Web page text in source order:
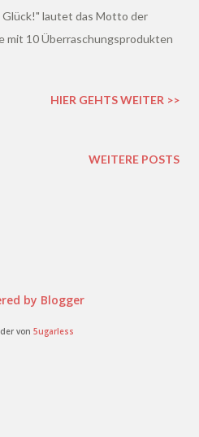
Glück!" lautet das Motto der
mit 10 Überraschungsprodukten
HIER GEHTS WEITER >>
WEITERE POSTS
by Blogger
von 5ugarless